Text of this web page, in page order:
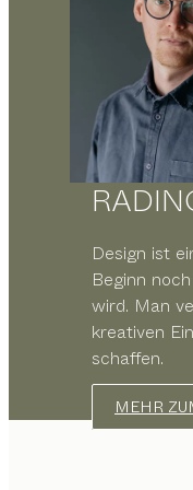
Design ist
Beginn
wird. Man
kreativen
schaffen.
MEHR